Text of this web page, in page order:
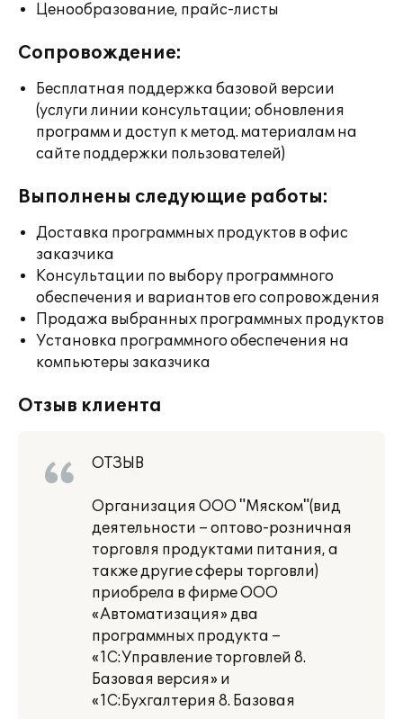
Ценообразование, прайс-листы
Сопровождение:
Бесплатная поддержка базовой версии
(услуги линии консультации; обновления
программ и доступ к метод. материалам на
сайте поддержки пользователей)
Выполнены следующие работы:
Доставка программных продуктов в офис
заказчика
Консультации по выбору программного
обеспечения и вариантов его сопровождения
Продажа выбранных программных продуктов
Установка программного обеспечения на
компьютеры заказчика
Отзыв клиента
ОТЗЫВ
Организация ООО "Мяском"(вид
деятельности – оптово-розничная
торговля продуктами питания, а
также другие сферы торговли)
приобрела в фирме ООО
«Автоматизация» два
программных продукта –
«1С:Управление торговлей 8.
Базовая версия» и
«1С:Бухгалтерия 8. Базовая